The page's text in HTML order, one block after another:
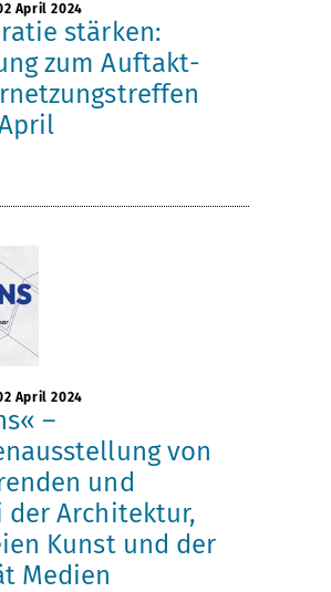
April 2024
stärken:
zum Auftakt-
April 2024
–
von
und
der Architektur,
Kunst und der
Medien